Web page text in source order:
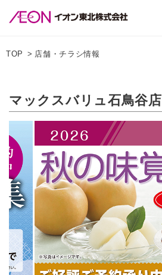
TOP 店舗・チラシ情報
マックスバリュ石鳥谷店